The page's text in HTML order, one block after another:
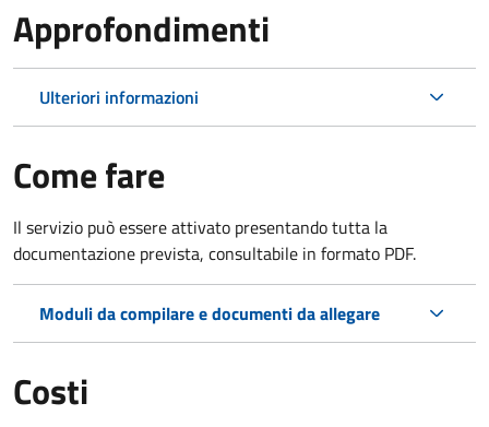
Approfondimenti
Ulteriori informazioni
Come fare
Il servizio può essere attivato presentando tutta la
documentazione prevista, consultabile in formato PDF.
Moduli da compilare e documenti da allegare
Costi